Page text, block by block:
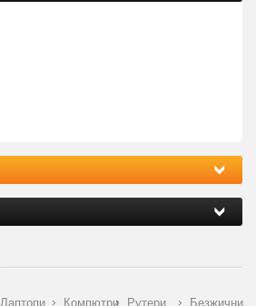
Лаптопи Компютри Рутери Безжични